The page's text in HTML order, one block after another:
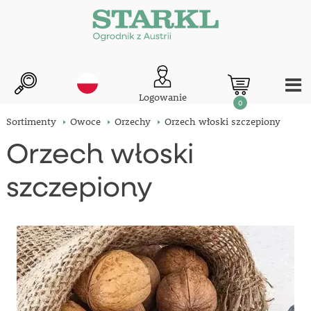
Logowanie 0
Sortimenty Owoce Orzechy Orzech włoski szczepiony
Orzech włoski
szczepiony